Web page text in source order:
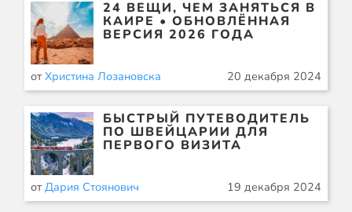
24 ВЕЩИ, ЧЕМ ЗАНЯТЬСЯ В
КАИРЕ • ОБНОВЛЁННАЯ
ВЕРСИЯ 2026 ГОДА
отХристина Лозановска 20 декабря 2024
БЫСТРЫЙ ПУТЕВОДИТЕЛЬ
ПО ШВЕЙЦАРИИ ДЛЯ
ПЕРВОГО ВИЗИТА
отДария Стоянович 19 декабря 2024